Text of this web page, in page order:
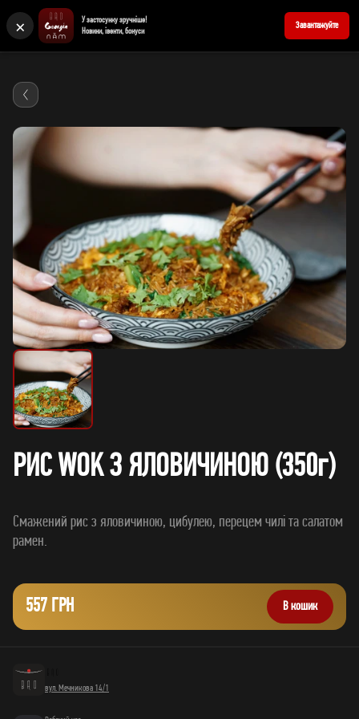
×
У застосунку зручніше!
Новини, івенти, бонуси
Завантажуйте
+380676939898 Забронювати стіл
РИС WOK З ЯЛОВИЧИНОЮ (350г)
Смажений рис з яловичиною, цибулею, перецем чилі та салатом
557 ГРН В кошик
вул. Мечникова 14/1